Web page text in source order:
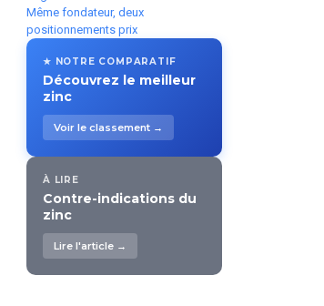
Même fondateur, deux
positionnements prix
★ NOTRE COMPARATIF
Découvrez le meilleur
zinc
Voir le classement →
À LIRE
Contre-indications du
zinc
Lire l'article →